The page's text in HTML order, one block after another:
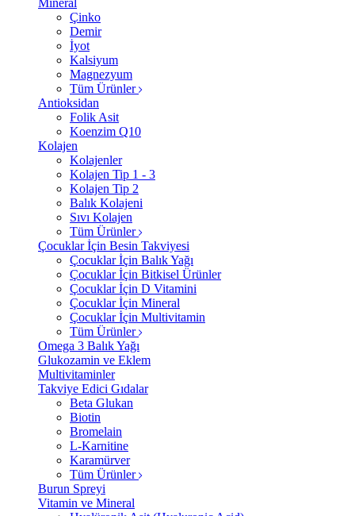
Mineral
Çinko
Demir
İyot
Kalsiyum
Magnezyum
Tüm Ürünler
Antioksidan
Folik Asit
Koenzim Q10
Kolajen
Kolajenler
Kolajen Tip 1 - 3
Kolajen Tip 2
Balık Kolajeni
Sıvı Kolajen
Tüm Ürünler
Çocuklar İçin Besin Takviyesi
Çocuklar İçin Balık Yağı
Çocuklar İçin Bitkisel Ürünler
Çocuklar İçin D Vitamini
Çocuklar İçin Mineral
Çocuklar İçin Multivitamin
Tüm Ürünler
Omega 3 Balık Yağı
Glukozamin ve Eklem
Multivitaminler
Takviye Edici Gıdalar
Beta Glukan
Biotin
Bromelain
L-Karnitine
Karamürver
Tüm Ürünler
Burun Spreyi
Vitamin ve Mineral